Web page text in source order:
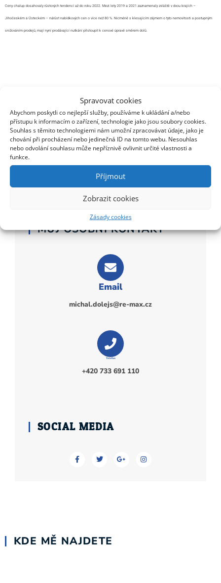
Spravovat cookies
Abychom poskytli co nejlepší služby, používáme k ukládání a/nebo
přístupu k informacím o zařízení, technologie jako jsou soubory cookies.
Souhlas s těmito technologiemi nám umožní zpracovávat údaje, jako je
chování při procházení nebo jedinečná ID na tomto webu. Nesouhlas
nebo odvolání souhlasu může nepříznivě ovlivnit určité vlastnosti a
funkce.
Příjmout
Zobrazit cookies
Zásady cookies
Ceny chalup dosahovaly růstových tendencí až do roku 2022. Mezi lety 2019 a 2021 zaznamenaly zvláště v dvou krajích –
Jihočeském a Ústeckém – nárůst nabídkových cen o více než 80 %. Nicméně s klesajícím zájmem o tyto nemovitosti a postupným
snižováním prodejů, mají nyní prodávající nutkání přistoupit k cenové úpravě směrem dolů.
NEVÁHEJTE MĚ KONTAKTOVAT
MŮJ OSOBNÍ KONTAKT
Email
michal.dolejs@re-max.cz
Telefon
+420 733 691 110
SOCIAL MEDIA
KDE MĚ NAJDETE